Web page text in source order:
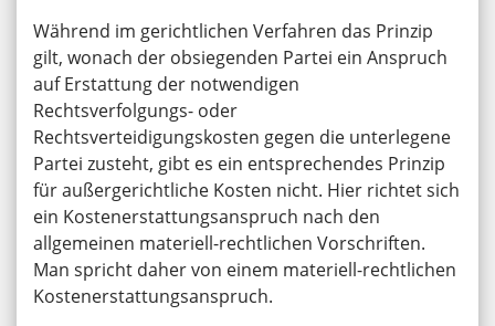
Während im gerichtlichen Verfahren das Prinzip
gilt, wonach der obsiegenden Partei ein Anspruch
auf Erstattung der notwendigen
Rechtsverfolgungs- oder
Rechtsverteidigungskosten gegen die unterlegene
Partei zusteht, gibt es ein entsprechendes Prinzip
für außergerichtliche Kosten nicht. Hier richtet sich
ein Kostenerstattungsanspruch nach den
allgemeinen materiell-rechtlichen Vorschriften.
Man spricht daher von einem materiell-rechtlichen
Kostenerstattungsanspruch.